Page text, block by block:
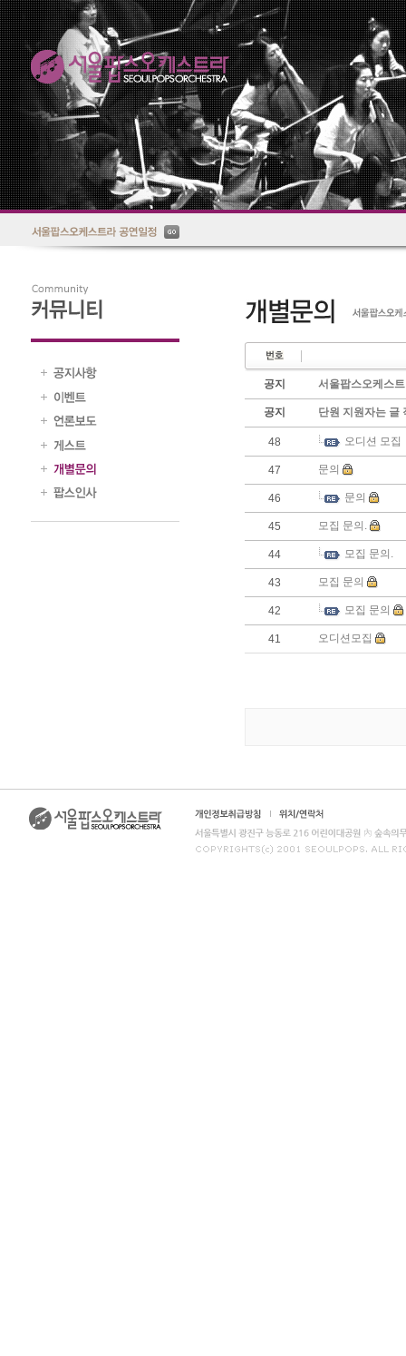
공지 서울팝스오케스
공지 단원 지원자는 글
48 오디션 모집
47 문의
46 문의
45 모집 문의.
44 모집 문의.
43 모집 문의
42 모집 문의
41 오디션모집